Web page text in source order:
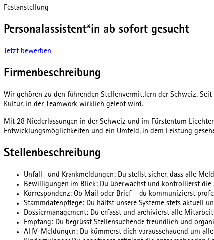
Festanstellung
Personalassistent*in ab sofort gesucht
Jetzt bewerben
Firmenbeschreibung
Wir gehören zu den führenden Stellenvermittlern der Schweiz.
Kultur, in der Teamwork wirklich gelebt wird.
Mit 28 Niederlassungen in der Schweiz und im Fürstentum
Entwicklungsmöglichkeiten und ein Umfeld, in dem Leistung
Stellenbeschreibung
Unfall- und Krankmeldungen: Du stellst sicher, dass alle
Bewilligungen im Blick: Du überwachst und kontrollierst die
Korrespondenz: Ob Mail oder Brief – du kommunizierst
Stammdatenpflege: Du hältst unsere Systeme stets aktuell
Dossiermanagement: Du erfasst und archivierst alle
Empfang: Du begrüsst Stellensuchende freundlich und
AHV-Meldungen: Du kümmerst dich vorausschauend um